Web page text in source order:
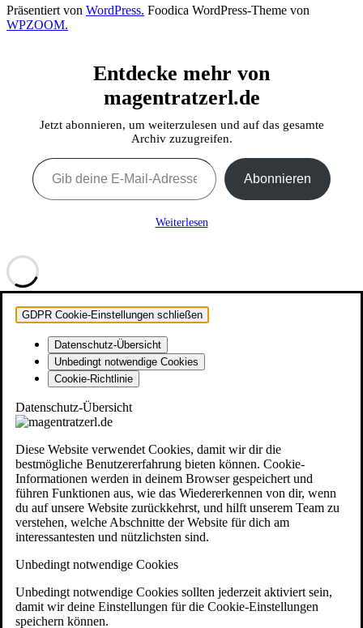
Präsentiert von WordPress. Foodica WordPress-Theme von
WPZOOM.
Entdecke mehr von
magentratzerl.de
Jetzt abonnieren, um weiterzulesen und auf das gesamte
Archiv zuzugreifen.
Gib deine E-Mail-Adresse ein ...
Abonnieren
Weiterlesen
GDPR Cookie-Einstellungen schließen
Datenschutz-Übersicht
Unbedingt notwendige Cookies
Cookie-Richtlinie
Datenschutz-Übersicht
Diese Website verwendet Cookies, damit wir dir die
bestmögliche Benutzererfahrung bieten können. Cookie-
Informationen werden in deinem Browser gespeichert und
führen Funktionen aus, wie das Wiedererkennen von dir, wenn
du auf unsere Website zurückkehrst, und hilft unserem Team zu
verstehen, welche Abschnitte der Website für dich am
interessantesten und nützlichsten sind.
Unbedingt notwendige Cookies
Unbedingt notwendige Cookies sollten jederzeit aktiviert sein,
damit wir deine Einstellungen für die Cookie-Einstellungen
speichern können.